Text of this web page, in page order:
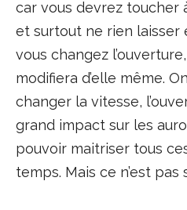
car vous devrez toucher
et surtout ne rien laisser
vous changez
modifiera d’elle même.
changer la vitesse,
grand impact sur les
pouvoir maitriser tous
temps. Mais ce n’est